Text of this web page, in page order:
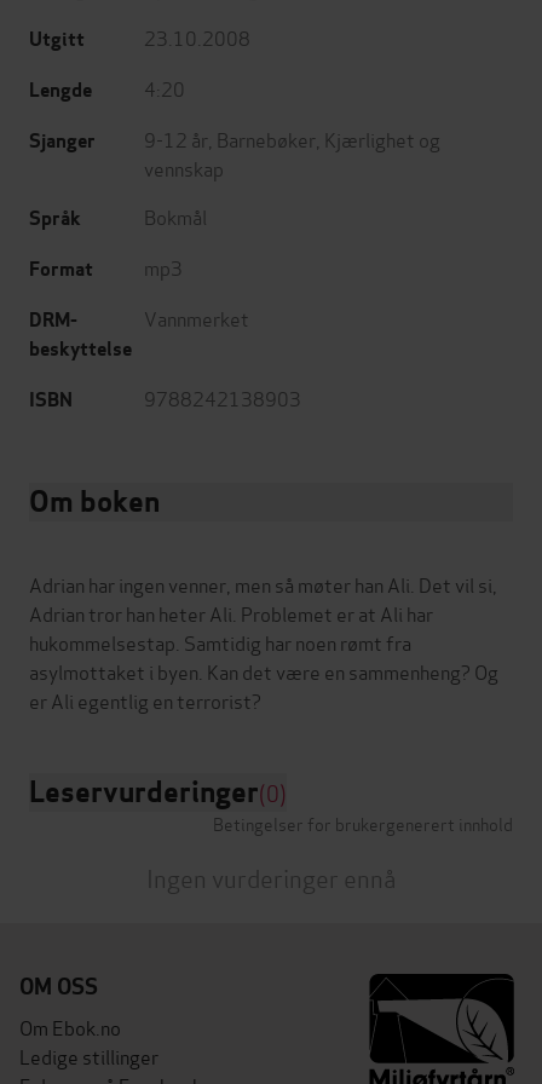
Utgitt 23.10.2008
Lengde 4:20
Sjanger 9-12 år Barnebøker Kjærlighet og
vennskap
Språk Bokmål
Format mp3
DRM-
beskyttelse
Vannmerket
ISBN 9788242138903
Om boken
Adrian har ingen venner, men så møter han Ali. Det vil si,
Adrian tror han heter Ali. Problemet er at Ali har
hukommelsestap. Samtidig har noen rømt fra
asylmottaket i byen. Kan det være en sammenheng? Og
Leservurderinger(0)
Betingelser for brukergenerert innhold
Ingen vurderinger ennå
OM OSS
Om Ebok.no
Ledige stillinger